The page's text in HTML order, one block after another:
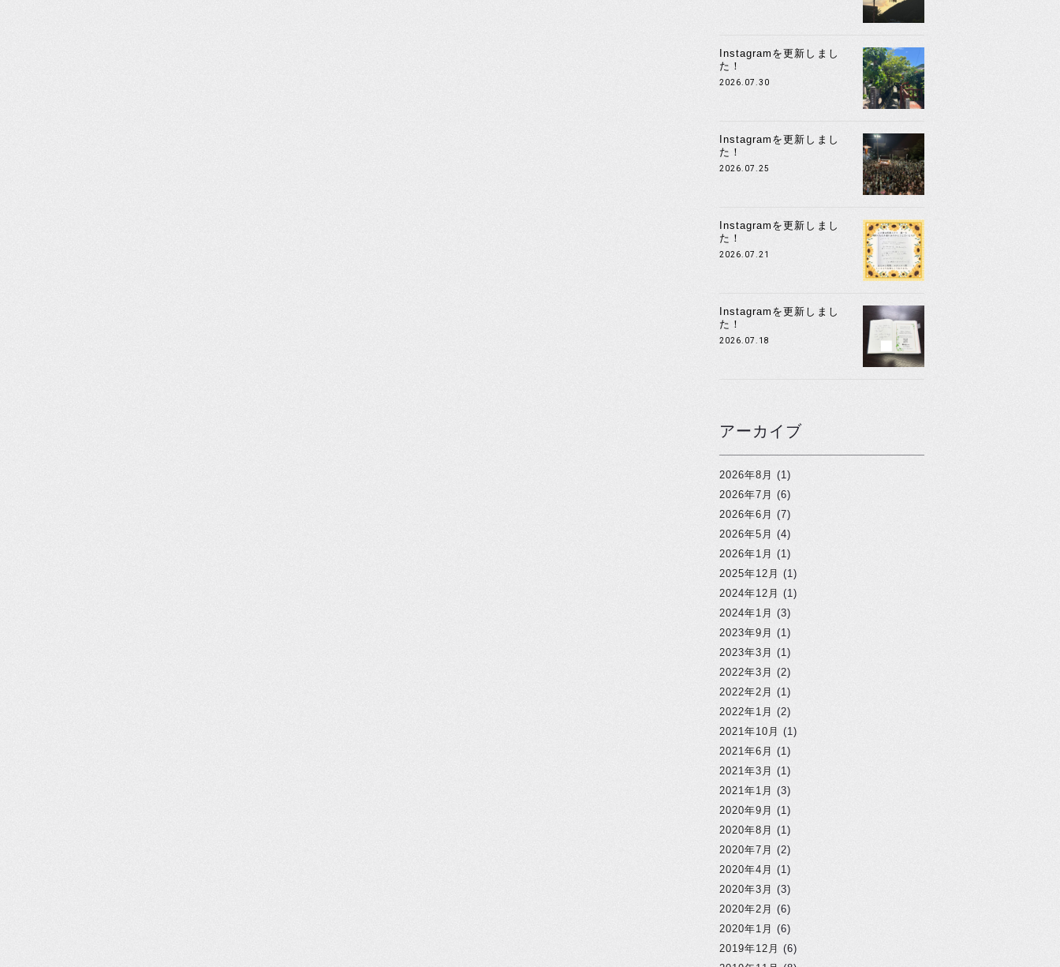
Instagramを更新しまし
た！
2026.07.30
Instagramを更新しまし
た！
2026.07.25
Instagramを更新しまし
た！
2026.07.21
Instagramを更新しまし
た！
2026.07.18
アーカイブ
2026年8月 (1)
2026年7月 (6)
2026年6月 (7)
2026年5月 (4)
2026年1月 (1)
2025年12月 (1)
2024年12月 (1)
2024年1月 (3)
2023年9月 (1)
2023年3月 (1)
2022年3月 (2)
2022年2月 (1)
2022年1月 (2)
2021年10月 (1)
2021年6月 (1)
2021年3月 (1)
2021年1月 (3)
2020年9月 (1)
2020年8月 (1)
2020年7月 (2)
2020年4月 (1)
2020年3月 (3)
2020年2月 (6)
2020年1月 (6)
2019年12月 (6)